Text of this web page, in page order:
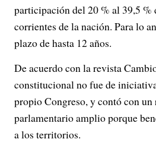
participación del 20 % al 39,5 %
corrientes de la nación. Para lo
plazo de hasta 12 años.
De acuerdo con la revista
constitucional no fue de
propio Congreso, y contó con un
parlamentario amplio porque
a los territorios.